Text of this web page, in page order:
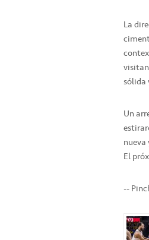
La
sólida
Un
El
--